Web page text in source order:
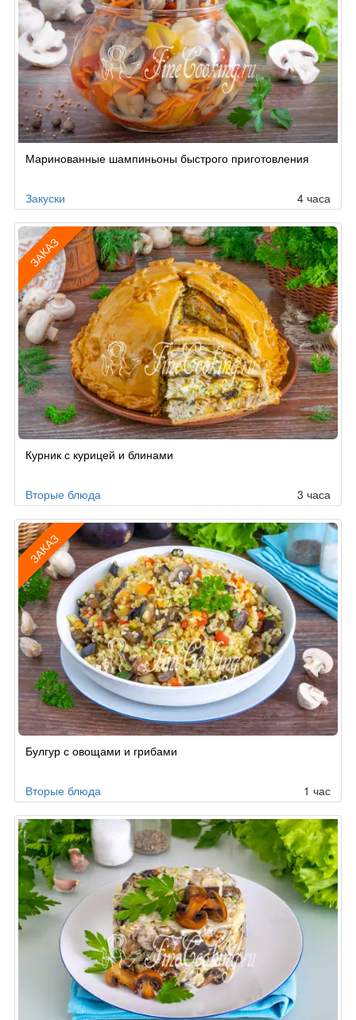
Маринованные шампиньоны быстрого приготовления
Закуски 4 часа
ЗАКАЗ
поКурник с курицей и блинами
Вторые блюда 3 часа
ЗАКАЗ
поБулгур с овощами и грибами
Вторые блюда 1 час